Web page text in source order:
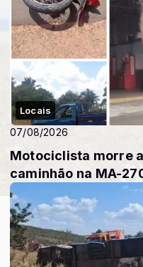
Locais
07/08/2026
Motociclista morre
caminhão na MA-